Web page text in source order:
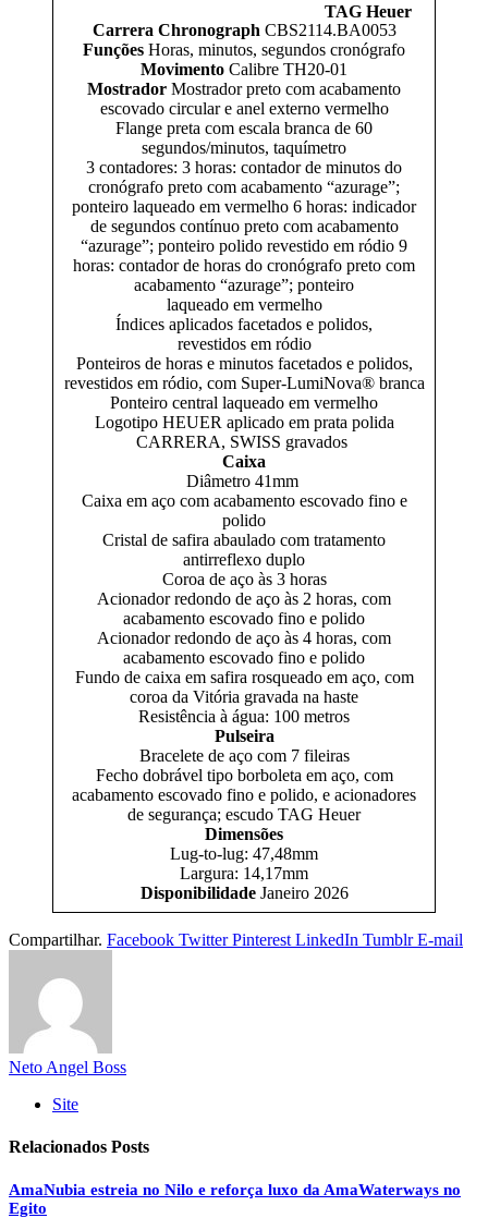
TAG Heuer
Carrera ChronographCBS2114.BA0053
Funções Horas, minutos, segundos cronógrafo
Movimento Calibre TH20-01
Mostrador Mostrador preto com acabamento
escovado circular e anel externo vermelho
Flange preta com escala branca de 60
segundos/minutos, taquímetro
3 contadores: 3 horas: contador de minutos do
cronógrafo preto com acabamento “azurage”;
ponteiro laqueado em vermelho 6 horas: indicador
de segundos contínuo preto com acabamento
“azurage”; ponteiro polido revestido em ródio 9
horas: contador de horas do cronógrafo preto com
acabamento “azurage”; ponteiro
laqueado em vermelho
Índices aplicados facetados e polidos,
revestidos em ródio
Ponteiros de horas e minutos facetados e polidos,
revestidos em ródio, com Super-LumiNova® branca
Ponteiro central laqueado em vermelho
Logotipo HEUER aplicado em prata polida
CARRERA, SWISS gravados
Caixa
Diâmetro 41mm
Caixa em aço com acabamento escovado fino e
polido
Cristal de safira abaulado com tratamento
antirreflexo duplo
Coroa de aço às 3 horas
Acionador redondo de aço às 2 horas, com
acabamento escovado fino e polido
Acionador redondo de aço às 4 horas, com
acabamento escovado fino e polido
Fundo de caixa em safira rosqueado em aço, com
coroa da Vitória gravada na haste
Resistência à água: 100 metros
Pulseira
Bracelete de aço com 7 fileiras
Fecho dobrável tipo borboleta em aço, com
acabamento escovado fino e polido, e acionadores
de segurança; escudo TAG Heuer
Dimensões
Lug-to-lug: 47,48mm
Largura: 14,17mm
DisponibilidadeJaneiro 2026
Compartilhar. Facebook Twitter Pinterest LinkedIn Tumblr E-mail
Neto Angel Boss
Site
Relacionados Posts
AmaNubia estreia no Nilo e reforça luxo da AmaWaterways no
Egito